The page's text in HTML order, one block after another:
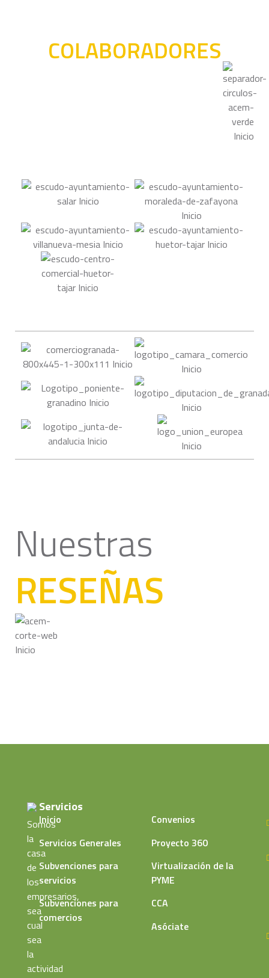
COLABORADORES
Nuestras
RESEÑAS
Somos
la
casa
de
los
empresarios,
sea
cual
sea
la
actividad
Servicios
Inicio
Servicios Generales
Subvenciones para
servicios
Subvenciones para
comercios
Convenios
Proyecto 360
Virtualización de la
PYME
CCA
Asóciate